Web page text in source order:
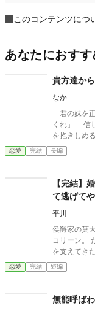
このコンテンツにつ
あなたにおす
貴方達か
なか
「君の妹を
くれ」 信じられない要求を口にした夫のヴィクターは、私の妹
を抱きしめ
を揃えた。 「お願いお姉様、私だってヴィクター様を愛したい
の」 「ナタ
る。 昔か
は全て妹
だった。 ようやくヴィクターと結婚して、解放されたと思って
いたのに。 彼
ア。これからは妹
裏切ってお
す。 「それなら、私が出て行きます」 …… 「「「……
え？」」」 予想をしていなかったのか、皆が固まっている。
でも、もう私の考えは
はゆるめで
恋愛 完結 長編
【完結】
て逃げて
でます〜
平川
侯爵家の莫
コリーン。
を支えてき
誰にも何も告げずに
は獣人が治
に連れ去られ
のウィンロ
恋愛 完結 短編
無能呼ば